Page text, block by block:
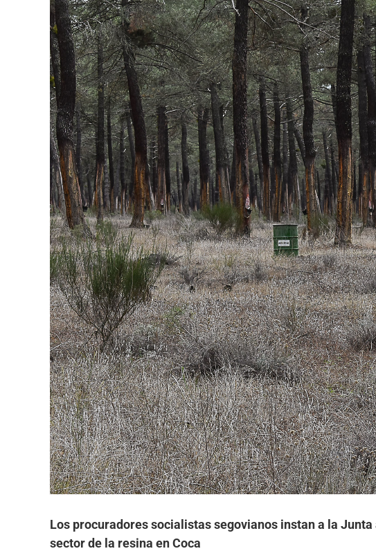
Los procuradores socialistas segovianos instan a la
sector de la resina en Coca